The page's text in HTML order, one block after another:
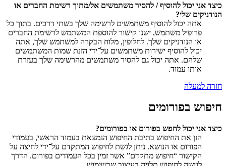
כיצד אני יכול להוסיף / להסיר משתמשים אל/מתוך רשימת החברים או
הנודניקים שלי?
אתה יכול להוסיף משתמשים לרשימה שלך בשתי דרכים. בתוך כל
פרופיל משתמש, ישנו קישור להוספת המשתמש לרשימת החברים
או הנודניקים שלך. לחלופין, מלוח הבקרה למשתמש שלך, אתה
יכול להוסיף ישירות משתמשים על־ידי הזנת שמות המשתמשים
שלהם. אתה יכול גם להסיר משתמשים מהרשימה שלך בעזרת
אותו עמוד.
חזרה למעלה
חיפוש בפורומים
כיצד אני יכול לחפש בפורום או בפורומים?
הזן את החיפוש בתיבת החיפוש הנמצאת בעמוד הראשי, בעמודי
הפורום או הנושא. ניתן לגשת לחיפוש המתקדם על־ידי לחיצה על
הקישור “חיפוש מתקדם” אשר זמין בכל העמודים בפורום. הדרך